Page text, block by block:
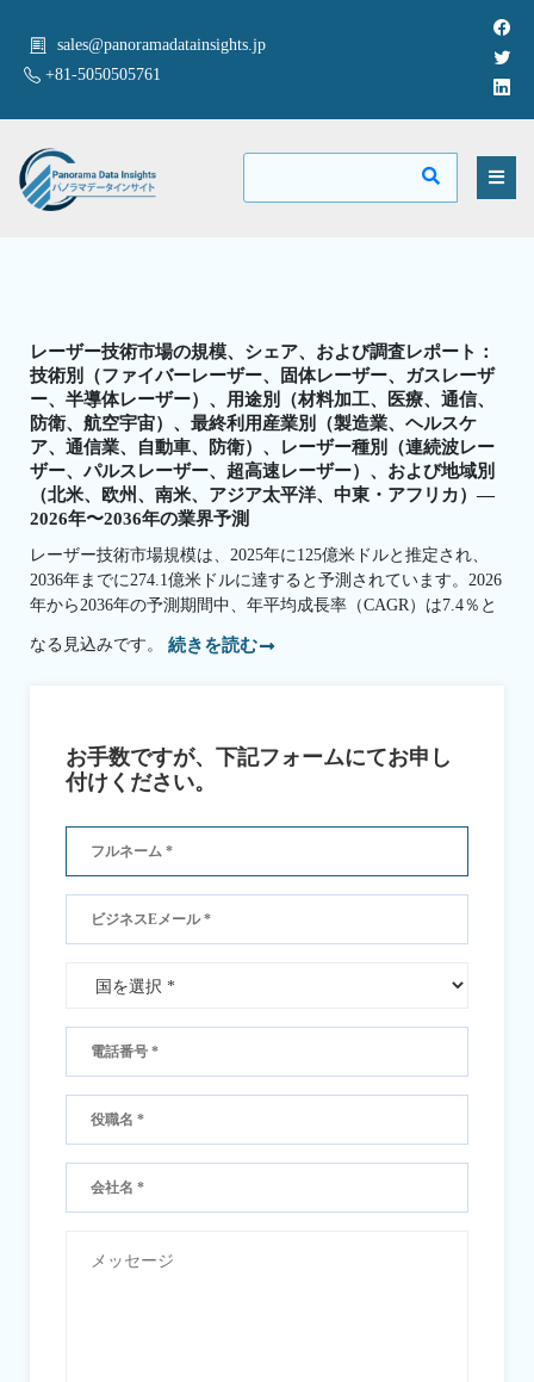
sales@panoramadatainsights.jp
+81-5050505761
レーザー技術市場の規模、シェア、および調査レポート：
技術別（ファイバーレーザー、固体レーザー、ガスレーザ
ー、半導体レーザー）、用途別（材料加工、医療、通信、
防衛、航空宇宙）、最終利用産業別（製造業、ヘルスケ
ア、通信業、自動車、防衛）、レーザー種別（連続波レー
ザー、パルスレーザー、超高速レーザー）、および地域別
（北米、欧州、南米、アジア太平洋、中東・アフリカ）—
2026年〜2036年の業界予測
レーザー技術市場規模は、2025年に125億米ドルと推定され、
2036年までに274.1億米ドルに達すると予測されています。2026
年から2036年の予測期間中、年平均成長率（CAGR）は7.4％と
なる見込みです。 続きを読む
お手数ですが、下記フォームにてお申し
付けください。